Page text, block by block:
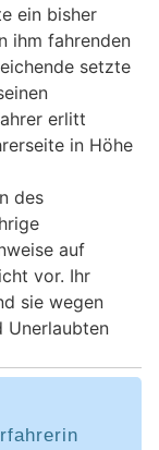
ein bisher
ihm fahrenden
setzte
erlitt
in Höhe
des
auf
vor. Ihr
sie wegen
Unerlaubten